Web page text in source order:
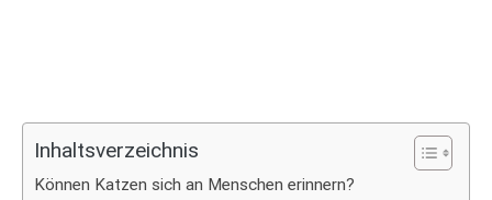
Inhaltsverzeichnis
Können Katzen sich an Menschen erinnern?